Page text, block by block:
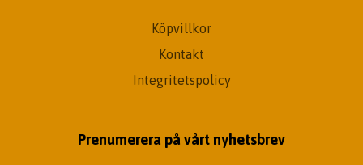
Köpvillkor
Kontakt
Integritetspolicy
Prenumerera på vårt nyhetsbrev